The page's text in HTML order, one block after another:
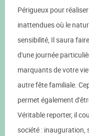
Périgueux pour
inattendues où le
sensibilité, Il saura
d'une journée
marquants de votre
autre fête familiale.
permet également
Véritable reporter, il
société : inauguration,